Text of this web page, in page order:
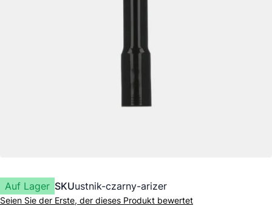
Auf Lager SKUustnik-czarny-arizer
Seien Sie der Erste, der dieses Produkt bewertet